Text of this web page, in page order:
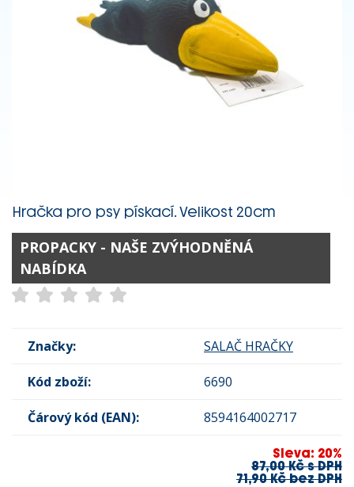
Hračka pro psy pískací. Velikost 20cm
PROPACKY - NAŠE ZVÝHODNĚNÁ
NABÍDKA
Značky: SALAČ HRAČKY
Kód zboží: 6690
Čárový kód (EAN): 8594164002717
Sleva: 20%
87,00 Kč s DPH
71,90 Kč bez DPH